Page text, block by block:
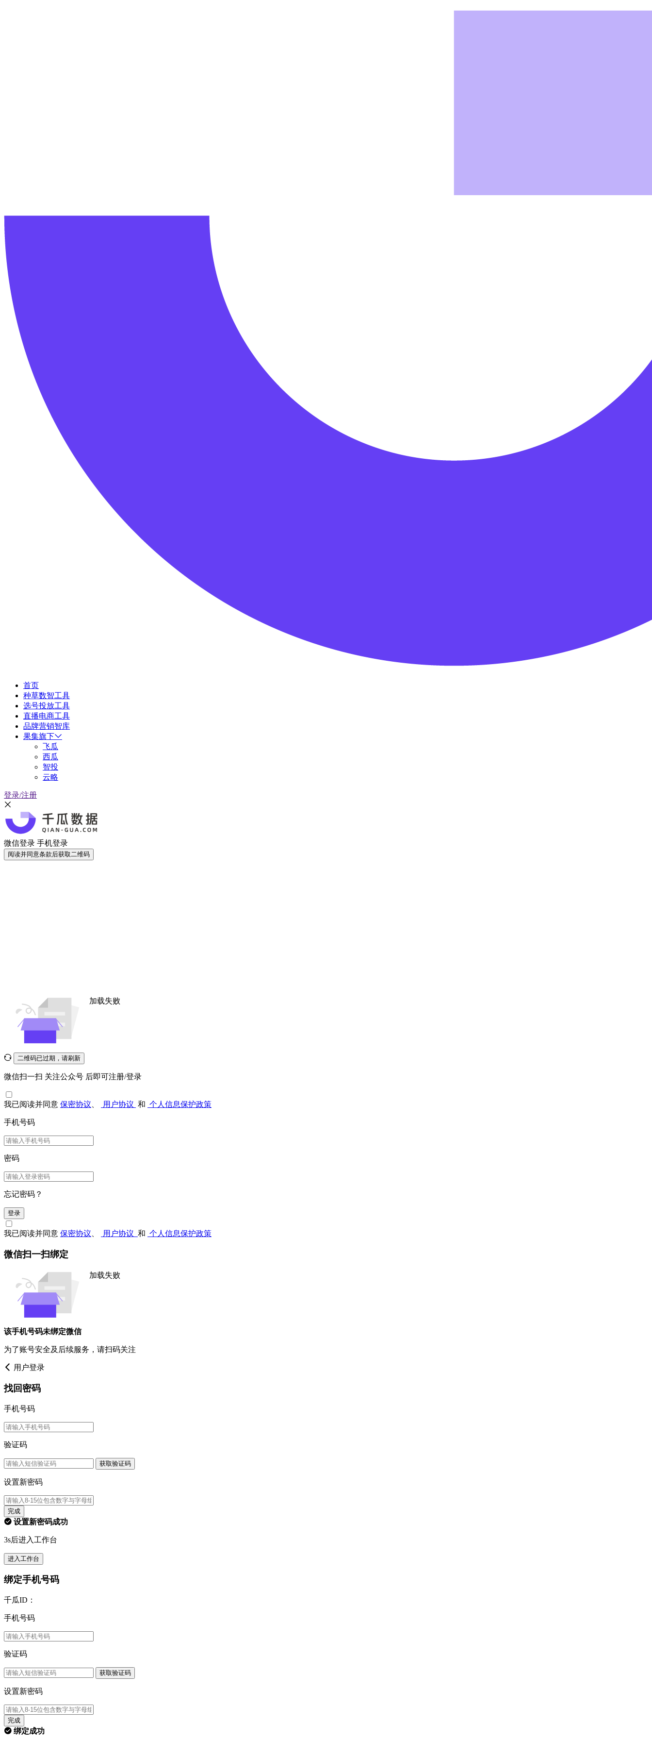
首页
种草数智工具
选号投放工具
直播电商工具
品牌营销智库
果集旗下
飞瓜
西瓜
智投
云略
登录/注册
微信登录 手机登录
阅读并同意条款后获取二维码
加载失败
二维码已过期，请刷新
微信扫一扫 关注公众号 后即可注册/登录
我已阅读并同意 保密协议 用户协议 和 个人信息保护政策
手机号码
密码
忘记密码？
登录
我已阅读并同意 保密协议 用户协议 和 个人信息保护政策
微信扫一扫绑定
加载失败
该手机号码未绑定微信
为了账号安全及后续服务，请扫码关注
用户登录
找回密码
手机号码
验证码
获取验证码
设置新密码
完成
设置新密码成功
3s后进入工作台
进入工作台
绑定手机号码
千瓜ID：
手机号码
验证码
获取验证码
设置新密码
完成
绑定成功